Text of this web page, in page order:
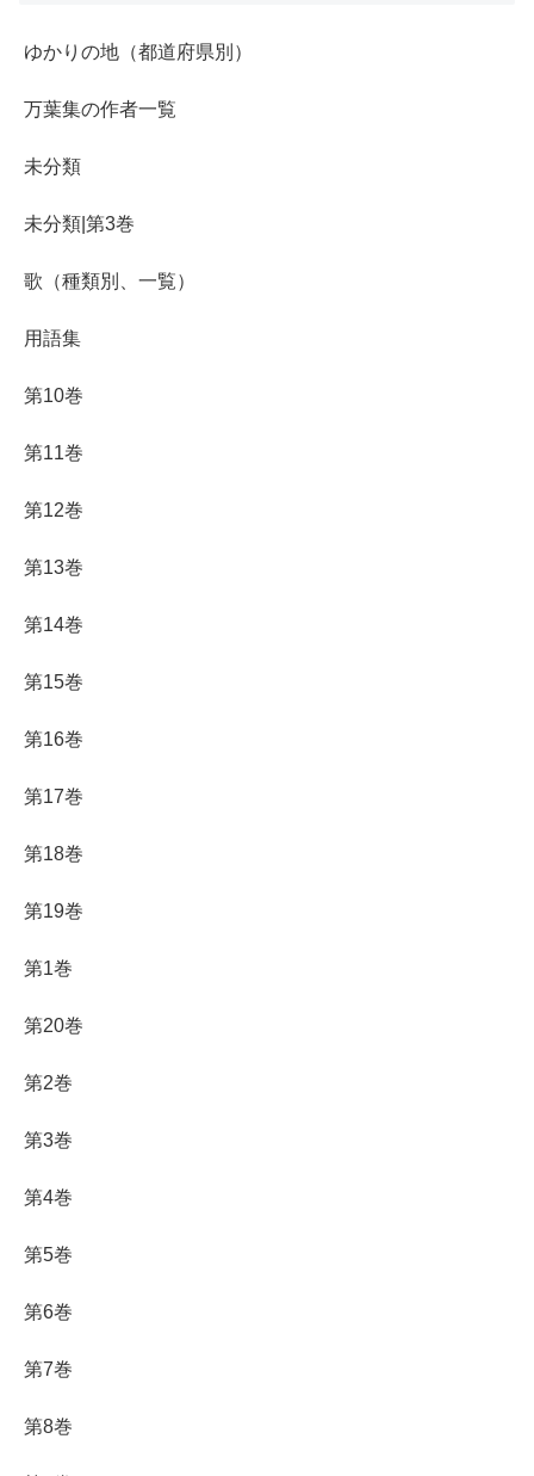
ゆかりの地（都道府県別）
万葉集の作者一覧
未分類
未分類|第3巻
歌（種類別、一覧）
用語集
第10巻
第11巻
第12巻
第13巻
第14巻
第15巻
第16巻
第17巻
第18巻
第19巻
第1巻
第20巻
第2巻
第3巻
第4巻
第5巻
第6巻
第7巻
第8巻